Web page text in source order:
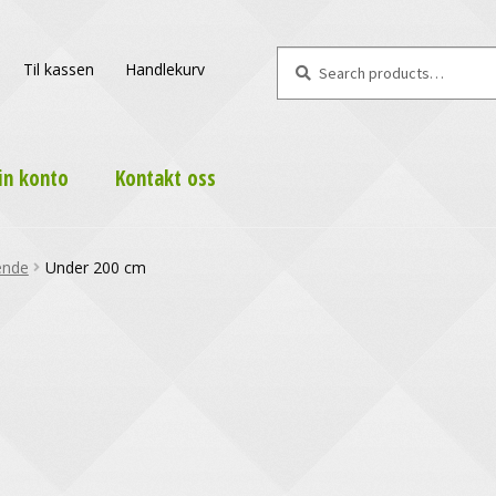
Til kassen Handlekurv
Search
konto Kontakt oss
Under 200 cm